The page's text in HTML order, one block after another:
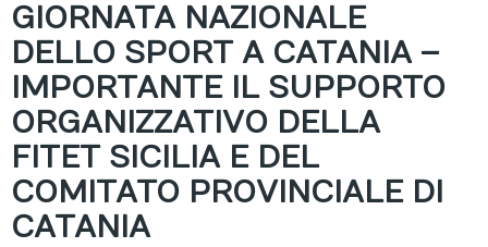
GIORNATA NAZIONALE
DELLO SPORT A CATANIA –
IMPORTANTE IL SUPPORTO
ORGANIZZATIVO DELLA
FITET SICILIA E DEL
COMITATO PROVINCIALE DI
CATANIA